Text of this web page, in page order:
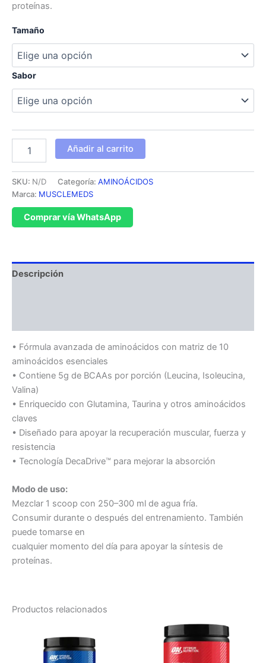
proteínas.
Tamaño
Sabor
Añadir al carrito
SKU: N/D Categoría: AMINOÁCIDOS
Marca: MUSCLEMEDS
Comprar vía WhatsApp
Descripción
• Fórmula avanzada de aminoácidos con matriz de 10
aminoácidos esenciales
• Contiene 5g de BCAAs por porción (Leucina, Isoleucina,
Valina)
• Enriquecido con Glutamina, Taurina y otros aminoácidos
claves
• Diseñado para apoyar la recuperación muscular, fuerza y
resistencia
• Tecnología DecaDrive™ para mejorar la absorción
Modo de uso:
Mezclar 1 scoop con 250–300 ml de agua fría.
Consumir durante o después del entrenamiento. También
puede tomarse en
cualquier momento del día para apoyar la síntesis de
proteínas.
Productos relacionados
producto
tiene
producto